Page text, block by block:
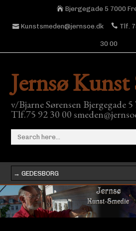
Bjergegade 5 7000
Kunstsmeden@jernsoe.dk Tlf.
30 00
Jernsø Kunst
v/Bjarne Sørensen Bjergegade
Tlf.75 92 30 00